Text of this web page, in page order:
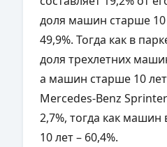
доля машин старше 10
49,9%. Тогда как в
доля трехлетних
а машин старше 10 лет
Mercedes-Benz
2,7%, тогда как машин
10 лет – 60,4%.